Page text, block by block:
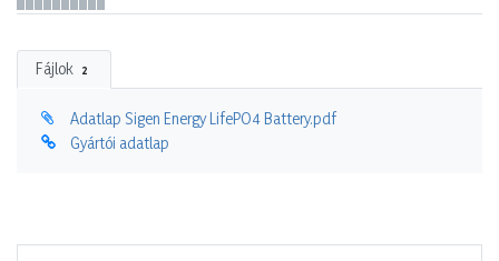
Fájlok 2
Adatlap Sigen Energy LifePO4 Battery.pdf
Gyártói adatlap